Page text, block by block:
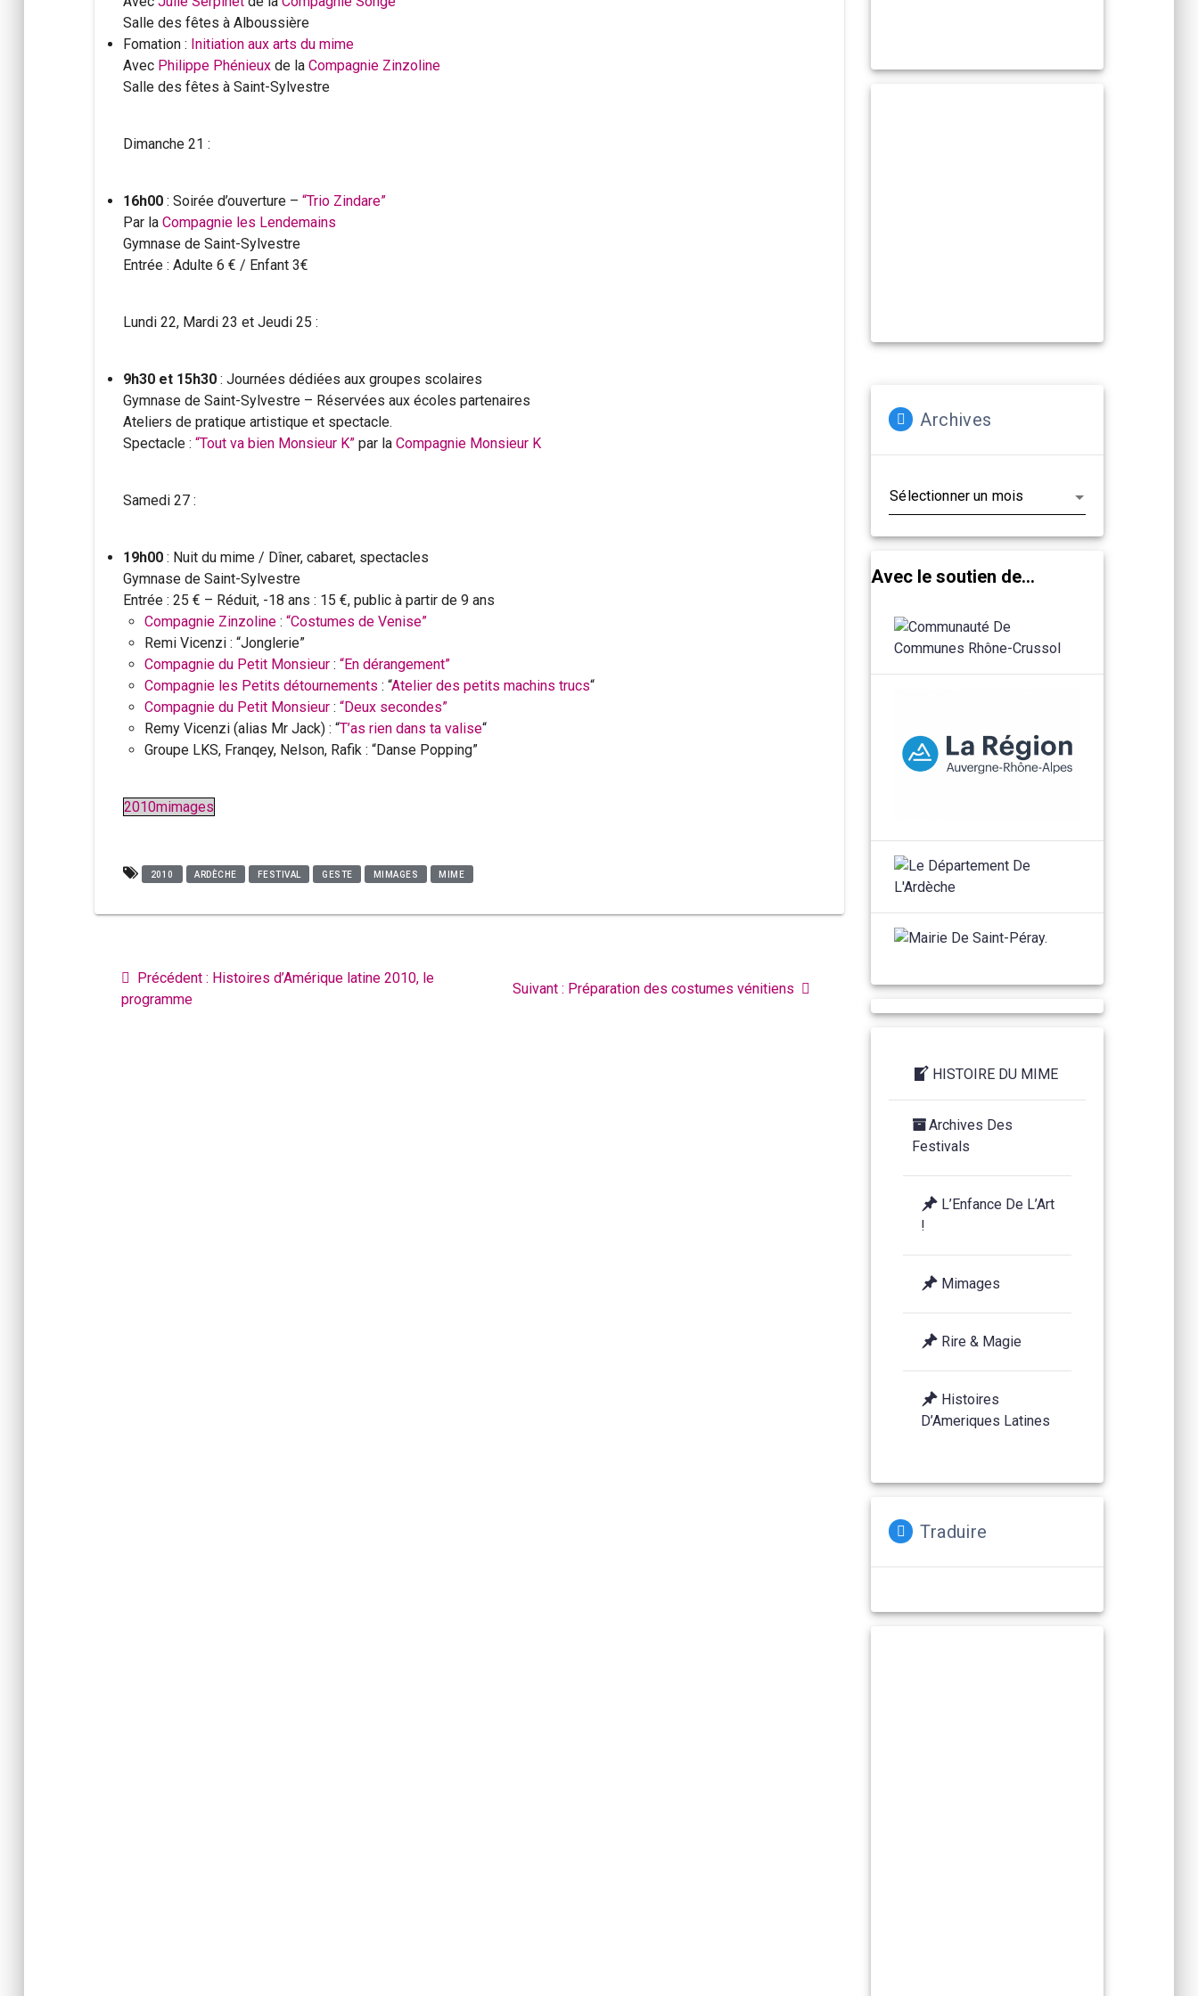
Salle des fêtes à Alboussière
Fomation : Initiation aux arts du mime
Avec Philippe Phénieux de laCompagnie Zinzoline
Salle des fêtes à Saint-Sylvestre
Dimanche 21 :
16h00 : Soirée d’ouverture –“Trio Zindare”
Par laCompagnie les Lendemains
Gymnase de Saint-Sylvestre
Entrée : Adulte 6 € / Enfant 3€
Lundi 22, Mardi 23 et Jeudi 25 :
9h30 et 15h30 : Journées dédiées aux groupes scolaires
Gymnase de Saint-Sylvestre – Réservées aux écoles partenaires
Ateliers de pratique artistique et spectacle.
Spectacle :“Tout va bien Monsieur K” par laCompagnie Monsieur K
Samedi 27 :
19h00 : Nuit du mime / Dîner, cabaret, spectacles
Gymnase de Saint-Sylvestre
Entrée : 25 € – Réduit, -18 ans : 15 €, public à partir de 9 ans
Compagnie Zinzoline :“Costumes de Venise”
Remi Vicenzi : “Jonglerie”
Compagnie du Petit Monsieur :“En dérangement”
Compagnie les Petits détournements : “Atelier des petits machins trucs“
Compagnie du Petit Monsieur :“Deux secondes”
Remy Vicenzi (alias Mr Jack) : “T’as rien dans ta valise“
Groupe LKS, Franqey, Nelson, Rafik : “Danse Popping”
2010mimages
2010 ARDÈCHE FESTIVAL GESTE MIMAGES MIME
l’article
Précédent : Article
Histoires d’Amérique latine 2010, le
programme
Suivant : Article
Préparation des costumes vénitiens
Archives
Avec le soutien de...
HISTOIRE DU MIME
Archives Des
Festivals
L’Enfance De L’Art
!
Mimages
Rire & Magie
Histoires
D’Ameriques Latines
Traduire